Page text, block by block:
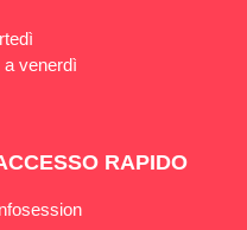
a venerdì
RAPIDO